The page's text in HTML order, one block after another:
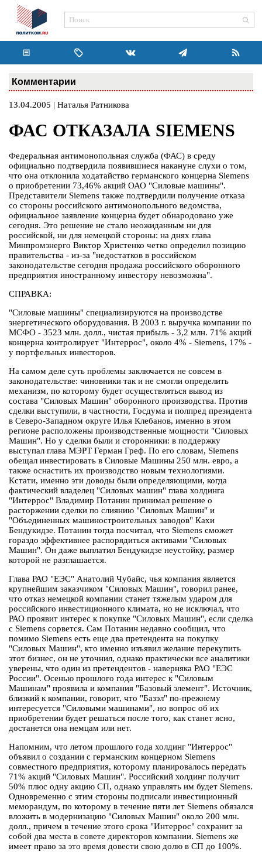
Комментарии
13.04.2005 | Наталья Ратникова
ФАС ОТКАЗАЛА SIEMENS
Федеральная антимонопольная служба (ФАС) в среду
официально подтвердила появившиеся накануне слухи о том,
что она отклонила ходатайство германского концерна Siemens
о приобретении 73,46% акций ОАО "Силовые машины".
Представители Siemens также подтвердили получение отказа
со стороны российского антимонопольного ведомства,
официальное заявление концерна будет обнародовано уже
сегодня. Это решение не стало неожиданным ни для
российской, ни для немецкой стороны: на днях глава
Минпромэнерго Виктор Христенко четко определил позицию
правительства - из-за "недостатков в российском
законодательстве сегодня продажа российского оборонного
предприятия иностранному инвестору невозможна".
СПРАВКА:
"Силовые машины" специализируются на производстве
энергетического оборудования. В 2003 г. выручка компании по
МСФО - 3523 млн. долл., чистая прибыль - 3,2 млн. 71% акций
концерна контролирует "Интеррос", около 4% - Siemens, 17% -
у портфельных инвесторов.
На самом деле суть проблемы заключается не совсем в
законодательстве: чиновники так и не смогли определить
механизм, по которому будет осуществляться вывод из
состава "Силовых Машин" оборонного производства. Против
сделки выступили, в частности, Госдума и полпред президента
в Северо-Западном округе Илья Клебанов, именно в этом
регионе расположены производственные мощности "Силовых
Машин". Но у сделки были и сторонники: в поддержку
выступал глава МЭРТ Герман Греф. По его словам, Siemens
обещал инвестировать в Силовые Машины 250 млн. евро, а
также оснастить их производство новым технологиями.
Кстати, именно эти доводы были определяющими, когда
фактический владелец "Силовых машин" глава холдинга
"Интеррос" Владимир Потанин принимал решение о
расторжении сделки по слиянию "Силовых Машин" и
"Объединенных машиностроительных заводов" Кахи
Бендукидзе. Потанин тогда посчитал, что Siemens сможет
гораздо эффективнее распорядиться активами "Силовых
Машин". Он даже выплатил Бендукидзе неустойку, размер
которой не разглашается.
Глава РАО "ЕЭС" Анатолий Чубайс, чья компания является
крупнейшим заказчиком "Силовых Машин", говорил ранее,
что отказ немецкой компании станет тяжелым ударом для
российского инвестиционного климата, но не исключал, что
РАО проявит интерес к покупке "Силовых Машин", если сделка
с Siemens сорвется. Сам Потанин недавно сообщил, что
помимо Siemens есть еще два претендента на покупку
"Силовых Машин", кто именно изъявил желание перекупить
этот бизнес, он не уточнил, однако практически все аналитики
уверены, что один из претендентов - наверняка РАО "ЕЭС
России". Осенью прошлого года интерес к "Силовым
Машинам" проявила и компания "Базовый элемент". Источник,
близкий к компании, говорит, что "Базэл" по-прежнему
интересуется "Силовыми машинами", но вопрос об их
приобретении будет решаться после того, как станет ясно,
достанется она немцам или нет.
Напомним, что летом прошлого года холдинг "Интеррос"
объявил о создании с германским концерном Siemens
совместного предприятия, которому планировалось передать
71% акций "Силовых Машин". Российский холдинг получит
50% плюс одну акцию СП, однако управлять им будет Siemens.
Одновременно с этим стороны подписали инвестиционный
меморандум, по которому в течение пяти лет Siemens обязался
вложить в модернизацию "Силовых Машин" около 200 млн.
долл., причем в течение этого срока "Интеррос" сохранит за
собой два места в совете директоров компании. Siemens же
имеет право за это время довести свою долю в СП до 100%.